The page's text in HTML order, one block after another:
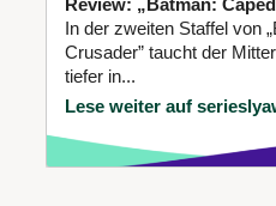
Review: „Batman:
In der zweiten Staffel von
Crusader” taucht der
tiefer in...
Lese weiter auf